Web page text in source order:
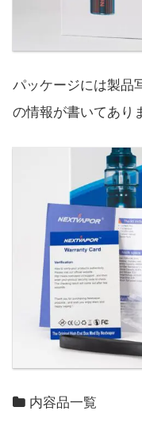
パッケージには製品
の情報が書いてあり
内容品一覧